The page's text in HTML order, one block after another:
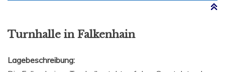
Turnhalle in Falkenhain
Lagebeschreibung: